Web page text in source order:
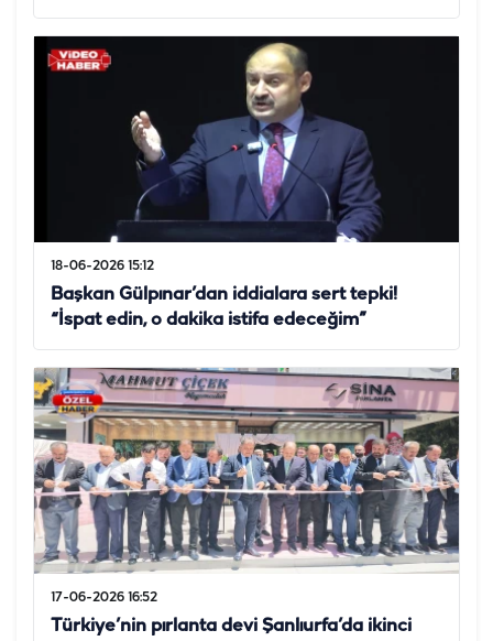
18-06-2026 15:12
Başkan Gülpınar’dan iddialara sert tepki!
“İspat edin, o dakika istifa edeceğim”
17-06-2026 16:52
Türkiye’nin pırlanta devi Şanlıurfa’da ikinci